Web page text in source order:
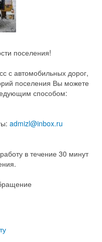
поселения!
с автомобильных дорог,
поселения Вы можете
способом:
admizl@inbox.ru
в течение 30 минут